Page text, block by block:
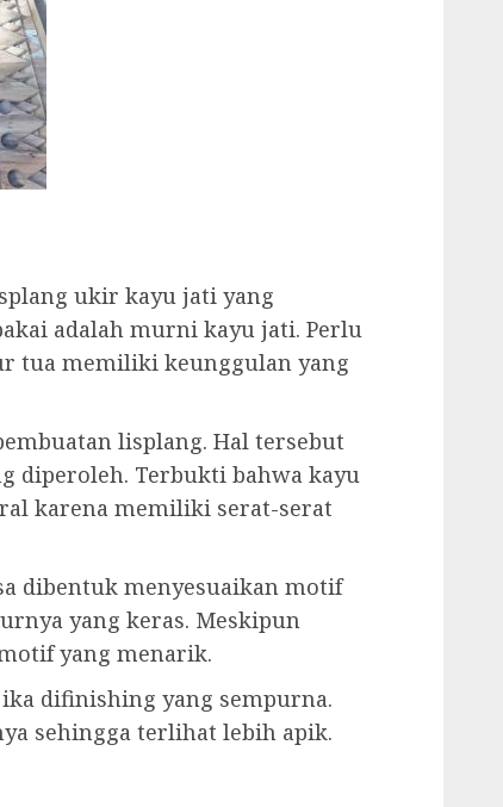
ukir kayu jati yang
adalah murni kayu jati. Perlu
tua memiliki keunggulan yang
lisplang. Hal tersebut
diperoleh. Terbukti bahwa kayu
karena memiliki serat-serat
dibentuk menyesuaikan motif
yang keras. Meskipun
yang menarik.
difinishing yang sempurna.
sehingga terlihat lebih apik.